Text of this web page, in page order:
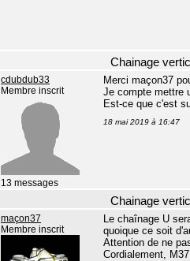
Chainage
cdubdub33
Membre inscrit
13 messages
Merci maçon37
Je compte mettre
Est-ce que c'est
18 mai 2019 à 16:47
Chainage
maçon37
Membre inscrit
Le chaînage U
quoique ce soit
Attention de ne
Cordialement,